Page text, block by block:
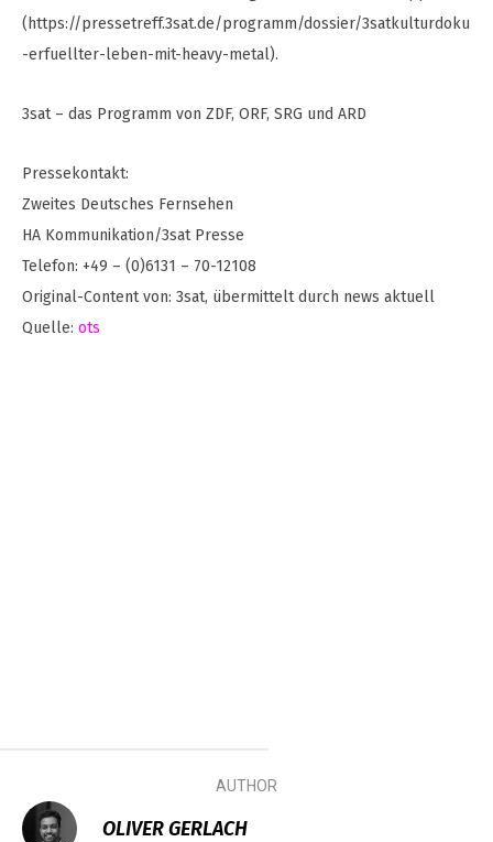
(https://pressetreff.3sat.de/programm/dossier/3satkulturdoku
-erfuellter-leben-mit-heavy-metal).
3sat – das Programm von ZDF, ORF, SRG und ARD
Pressekontakt:
Zweites Deutsches Fernsehen
HA Kommunikation/3sat Presse
Telefon: +49 – (0)6131 – 70-12108
Original-Content von: 3sat, übermittelt durch news aktuell
Quelle: ots
AUTHOR
OLIVER GERLACH